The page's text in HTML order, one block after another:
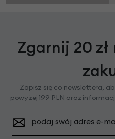
Zgarnij 20
Zapisz się do newslettera,
powyżej 199 PLN oraz
podaj swój adres e-